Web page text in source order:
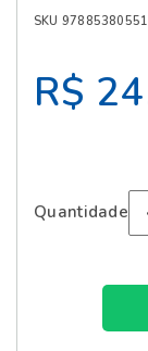
SKU
R$
Quantidade